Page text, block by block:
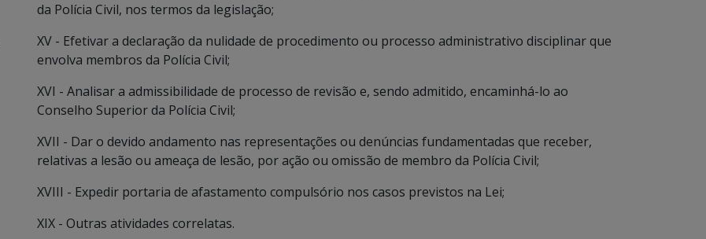
da Polícia Civil, nos termos da legislação;
XV - Efetivar a declaração da nulidade de procedimento ou processo administrativo disciplinar que
envolva membros da Polícia Civil;
XVI - Analisar a admissibilidade de processo de revisão e, sendo admitido, encaminhá-lo ao
Conselho Superior da Polícia Civil;
XVII - Dar o devido andamento nas representações ou denúncias fundamentadas que receber,
relativas a lesão ou ameaça de lesão, por ação ou omissão de membro da Polícia Civil;
XVIII - Expedir portaria de afastamento compulsório nos casos previstos na Lei;
XIX - Outras atividades correlatas.